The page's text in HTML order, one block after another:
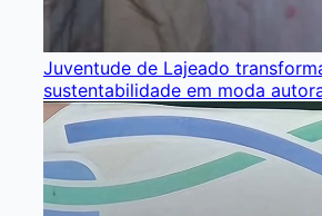
Juventude de Lajeado
sustentabilidade em moda